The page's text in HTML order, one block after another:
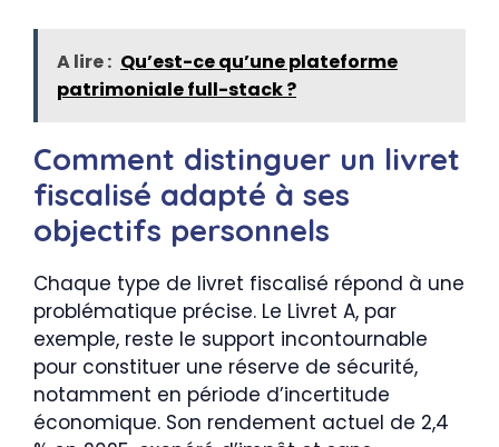
A lire : Qu’est-ce qu’une plateforme
patrimoniale full-stack ?
Comment distinguer un livret
fiscalisé adapté à ses
objectifs personnels
Chaque type de livret fiscalisé répond à une
problématique précise. Le Livret A, par
exemple, reste le support incontournable
pour constituer une réserve de sécurité,
notamment en période d’incertitude
économique. Son rendement actuel de 2,4